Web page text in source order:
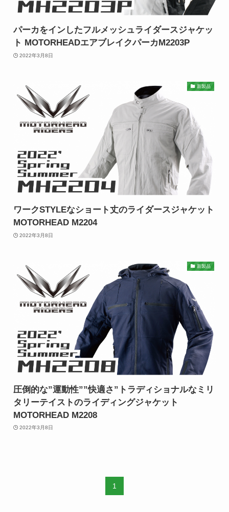
パーカをインしたフルメッシュライダースジャケッ
ト MOTORHEADエアブレイクパーカM2203P
2022年3月8日
新製品
ワークSTYLEなショート丈のライダースジャケット
MOTORHEAD M2204
2022年3月8日
新製品
圧倒的な”運動性””快適さ”トラディショナルなミリ
タリーテイストのライディングジャケット
MOTORHEAD M2208
2022年3月8日
1